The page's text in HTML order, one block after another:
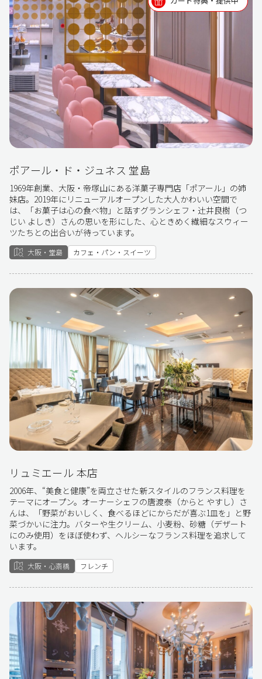
ポアール・ド・ジュネス 堂島
1969年創業、大阪・帝塚山にある洋菓子専門店「ポアール」の姉
妹店。2019年にリニューアルオープンした大人かわいい空間で
は、「お菓子は心の食べ物」と話すグランシェフ・辻󠄀井良樹（つ
じい よしき）さんの思いを形にした、心ときめく繊細なスウィー
ツたちとの出合いが待っています。
大阪・堂島 カフェ・パン・スイーツ
リュミエール 本店
2006年、“美食と健康”を両立させた新スタイルのフランス料理を
テーマにオープン。オーナーシェフの唐渡泰（からと やすし）さ
んは、「野菜がおいしく、食べるほどにからだが喜ぶ1皿を」と野
菜づかいに注力。バターや生クリーム、小麦粉、砂糖（デザート
にのみ使用）をほぼ使わず、ヘルシーなフランス料理を追求して
います。
大阪・心斎橋 フレンチ